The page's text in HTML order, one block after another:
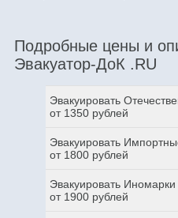
Подробные цены и
Эвакуатор-ДоК .RU
Эвакуировать
от 1350 рублей
Эвакуировать
от 1800 рублей
Эвакуировать
от 1900 рублей